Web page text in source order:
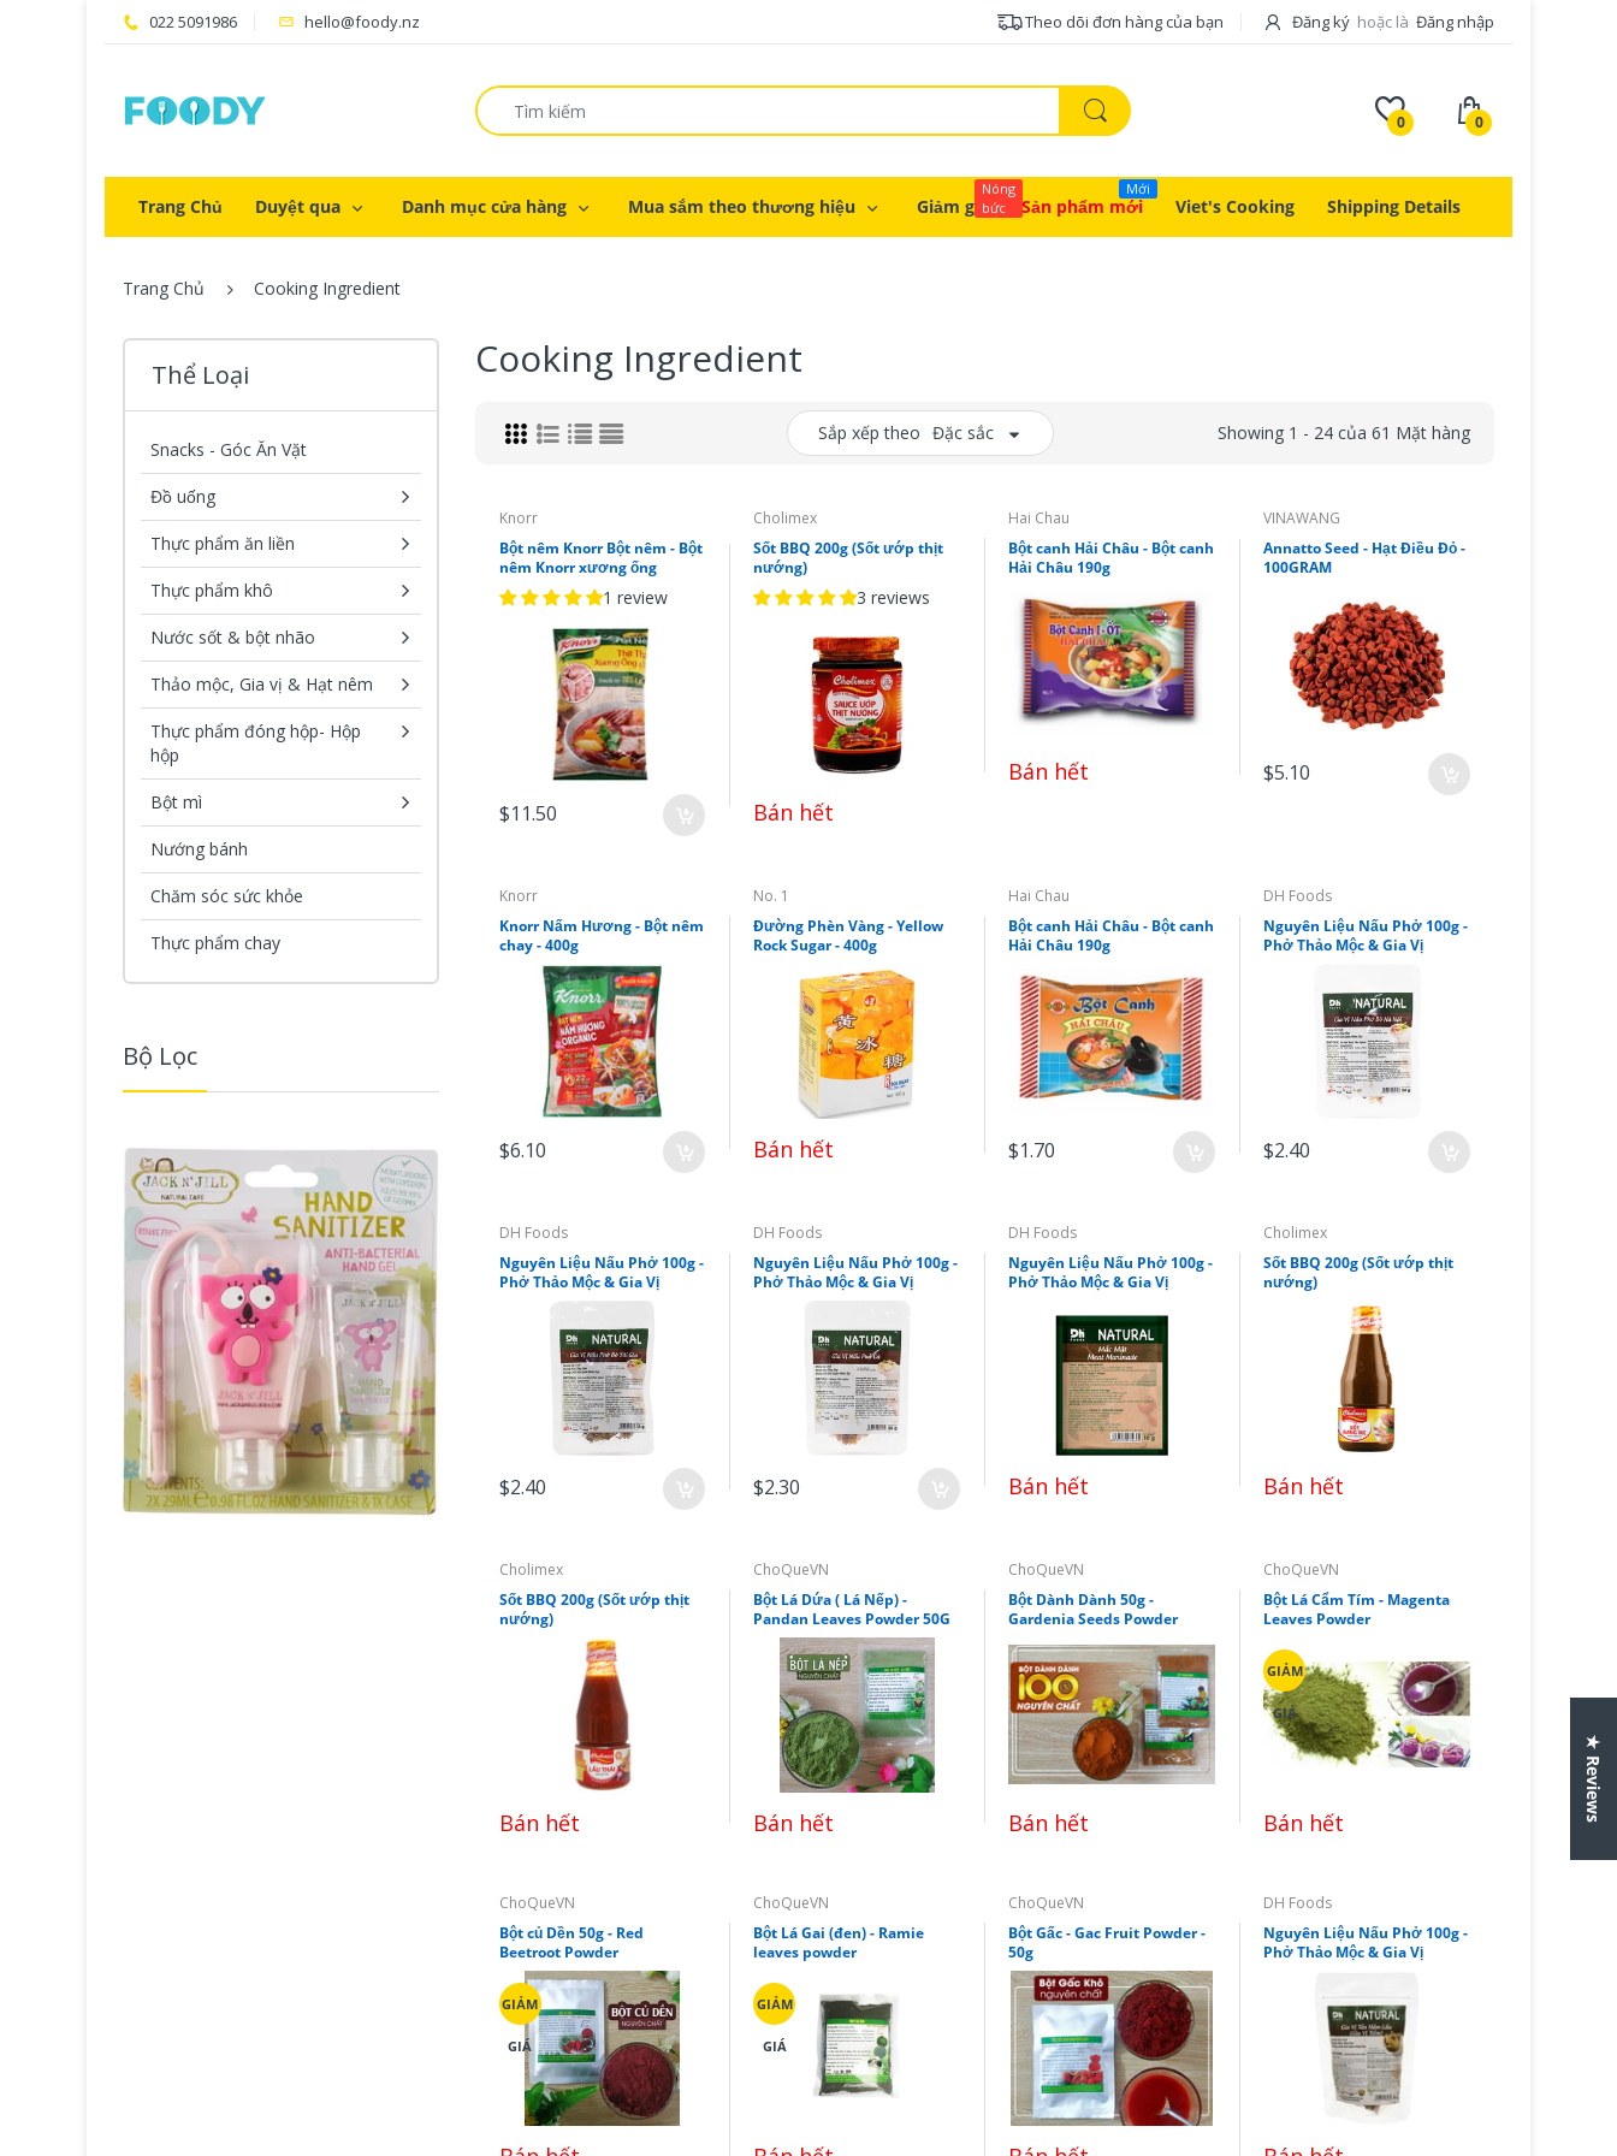
022 5091986 hello@foody.nz Theo dõi đơn hàng của bạn Đăng ký hoặc là Đăng nhập
0 0
Trang Chủ Duyệt qua Danh mục cửa hàng Mua sắm theo thương hiệu Giảm giá
Nóng
bức
Sản phẩm mới
Mới
Viet's Cooking Shipping Details
Trang Chủ Cooking Ingredient
Thể Loại
Snacks - Góc Ăn Vặt
Đồ uống
Thực phẩm ăn liền
Thực phẩm khô
Nước sốt & bột nhão
Thảo mộc, Gia vị & Hạt nêm
Thực phẩm đóng hộp- Hộp
hộp
Bột mì
Nướng bánh
Chăm sóc sức khỏe
Thực phẩm chay
Bộ Lọc
Cooking Ingredient
Sắp xếp theo Đặc sắc Showing 1 - 24 của 61 Mặt hàng
Knorr
Bột nêm Knorr Bột nêm - Bột
nêm Knorr xương ống
1 review
$11.50
Cholimex
Sốt BBQ 200g (Sốt ướp thịt
nướng)
3 reviews
Bán hết
Hai Chau
Bột canh Hải Châu - Bột canh
Hải Châu 190g
Bán hết
VINAWANG
Annatto Seed - Hạt Điều Đỏ -
100GRAM
$5.10
Knorr
Knorr Nấm Hương - Bột nêm
chay - 400g
$6.10
No. 1
Đường Phèn Vàng - Yellow
Rock Sugar - 400g
Bán hết
Hai Chau
Bột canh Hải Châu - Bột canh
Hải Châu 190g
$1.70
DH Foods
Nguyên Liệu Nấu Phở 100g -
Phở Thảo Mộc & Gia Vị
$2.40
DH Foods
Nguyên Liệu Nấu Phở 100g -
Phở Thảo Mộc & Gia Vị
$2.40
DH Foods
Nguyên Liệu Nấu Phở 100g -
Phở Thảo Mộc & Gia Vị
$2.30
DH Foods
Nguyên Liệu Nấu Phở 100g -
Phở Thảo Mộc & Gia Vị
Bán hết
Cholimex
Sốt BBQ 200g (Sốt ướp thịt
nướng)
Bán hết
Cholimex
Sốt BBQ 200g (Sốt ướp thịt
nướng)
Bán hết
ChoQueVN
Bột Lá Dứa ( Lá Nếp) -
Pandan Leaves Powder 50G
Bán hết
ChoQueVN
Bột Dành Dành 50g -
Gardenia Seeds Powder
Bán hết
ChoQueVN
Bột Lá Cẩm Tím - Magenta
Leaves Powder
GIẢM
GIÁ
Bán hết
ChoQueVN
Bột củ Dền 50g - Red
Beetroot Powder
GIẢM
GIÁ
ChoQueVN
Bột Lá Gai (đen) - Ramie
leaves powder
GIẢM
GIÁ
ChoQueVN
Bột Gấc - Gac Fruit Powder -
50g
DH Foods
Nguyên Liệu Nấu Phở 100g -
Phở Thảo Mộc & Gia Vị
★ Reviews